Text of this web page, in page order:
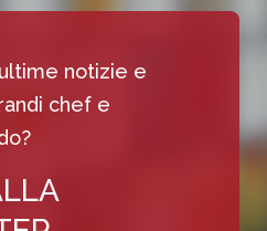
notizie e
chef e